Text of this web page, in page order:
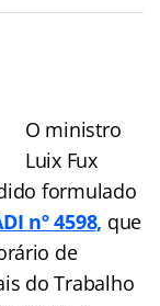
O ministro
Luix Fux
formulado
nº 4598, que
de
do Trabalho